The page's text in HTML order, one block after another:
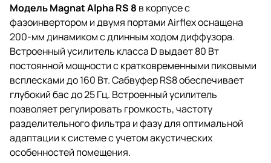
Модель Magnat Alpha RS 8 в корпусе с
фазоинвертором и двумя портами Airflex оснащена
200-мм динамиком с длинным ходом диффузора.
Встроенный усилитель класса D выдает 80 Вт
постоянной мощности с кратковременными пиковыми
всплесками до 160 Вт. Сабвуфер RS8 обеспечивает
глубокий бас до 25 Гц. Встроенный усилитель
позволяет регулировать громкость, частоту
разделительного фильтра и фазу для оптимальной
адаптации к системе с учетом акустических
особенностей помещения.